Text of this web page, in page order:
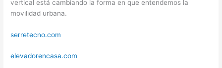
vertical está cambiando la forma en que entendemos la
movilidad urbana.
serretecno.com
elevadorencasa.com